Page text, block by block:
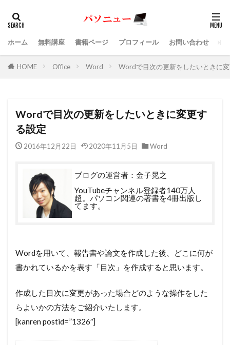
ホーム 無料講座 書籍ページ プロフィール お問い合わせ
HOME Office Word Wordで目次の更新をしたいときに
Wordで目次の更新をしたいときに変更す
る設定
2016年12月22日 2020年11月5日 Word
ブログの運営者：金子晃之
YouTubeチャンネル登録者140万人
超。パソコン関連の著書を4冊出版し
てます。
Wordを用いて、報告書や論文を作成した後、どこに何が
書かれているかを表す「目次」を作成すると思います。
作成した目次に変更があった場合どのような操作をした
らよいかの方法をご紹介いたします。
[kanren postid=”1326″]